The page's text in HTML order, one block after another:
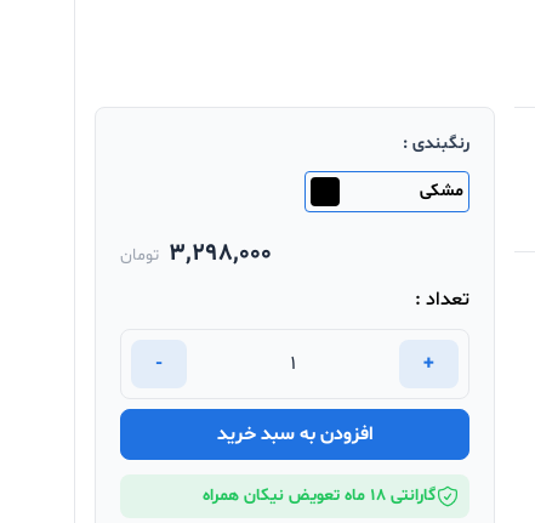
رنگبندی :
مشکی
3,298,000 تومان
تعداد :
+
-
افزودن به سبد خرید
گارانتی 18 ماه تعویض نیکان همراه